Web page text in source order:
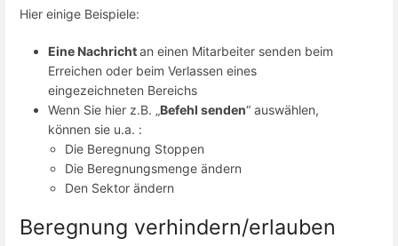
Hier einige Beispiele:
Eine Nachrichtan einen Mitarbeiter senden beim
Erreichen oder beim Verlassen eines
eingezeichneten Bereichs
Wenn Sie hier z.B. „Befehl senden“ auswählen,
können sie u.a. :
Die Beregnung Stoppen
Die Beregnungsmenge ändern
Den Sektor ändern
Beregnung verhindern/erlauben